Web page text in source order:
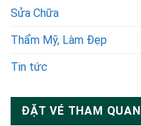
Sửa Chữa
Thẩm Mỹ, Làm Đẹp
Tin tức
ĐẶT VÉ THAM QUAN